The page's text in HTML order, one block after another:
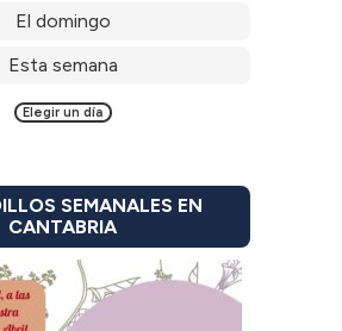
El domingo
Esta semana
Elegir un día
SEMANALES EN
CANTABRIA